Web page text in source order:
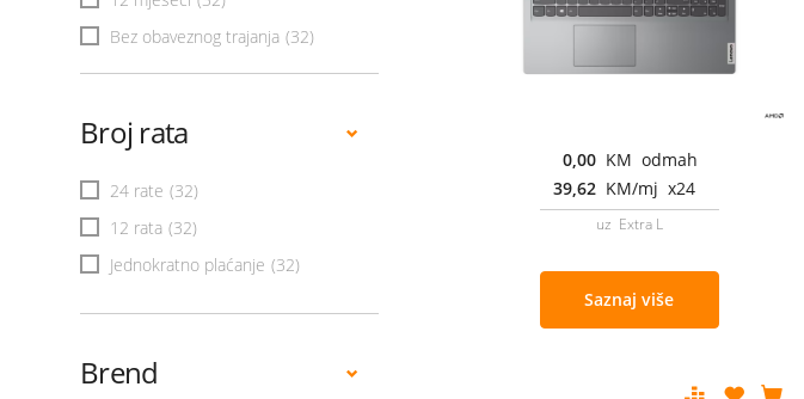
Bez obaveznog trajanja (32)
Broj rata
24 rate (32)
12 rata (32)
Jednokratno plaćanje (32)
Brend
0,00 KM odmah
39,62 KM/mj x24
uz Extra L
Saznaj više